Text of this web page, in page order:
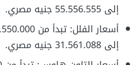
إلى 55.556.555 جنيه مصري.
إلى 31.561.088 جنيه مصري.